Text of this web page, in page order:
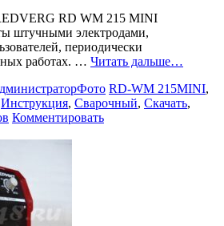
RD WM 215 MINI
штучными электродами,
периодически
работах. … Читать дальше…
Фото RD-WM 215MINI,
Инструкция, Сварочный, Скачать,
Комментировать